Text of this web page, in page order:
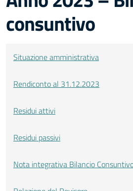
consuntivo
Situazione amministrativa
Rendiconto al 31.12.2023
Residui attivi
Residui passivi
Nota integrativa Bilancio